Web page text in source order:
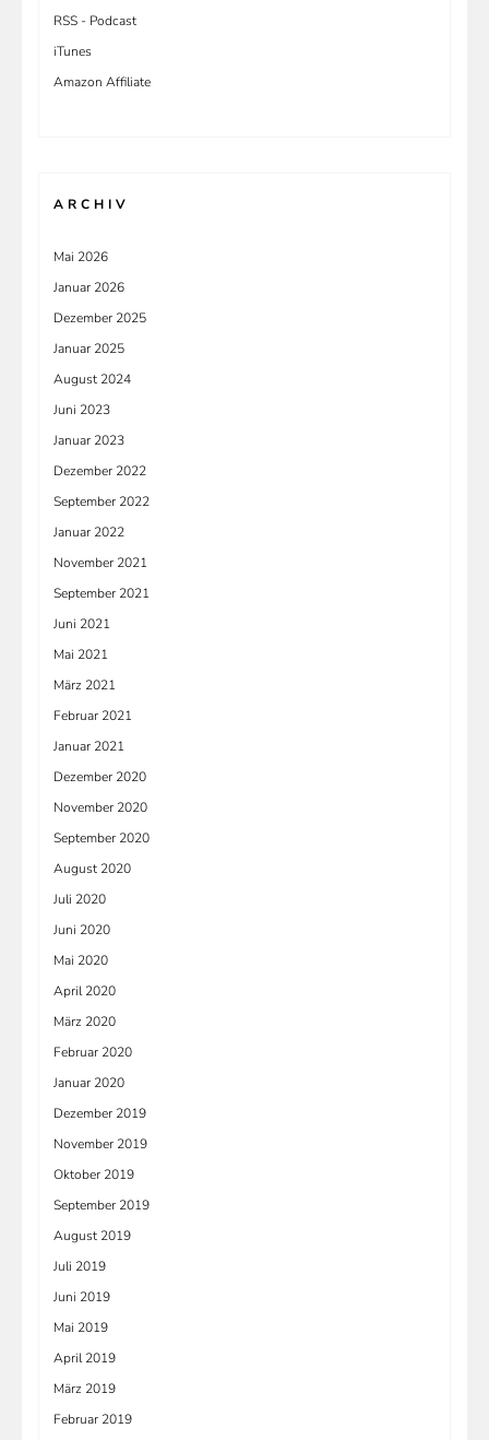
RSS - Podcast
iTunes
Amazon Affiliate
ARCHIV
Mai 2026
Januar 2026
Dezember 2025
Januar 2025
August 2024
Juni 2023
Januar 2023
Dezember 2022
September 2022
Januar 2022
November 2021
September 2021
Juni 2021
Mai 2021
März 2021
Februar 2021
Januar 2021
Dezember 2020
November 2020
September 2020
August 2020
Juli 2020
Juni 2020
Mai 2020
April 2020
März 2020
Februar 2020
Januar 2020
Dezember 2019
November 2019
Oktober 2019
September 2019
August 2019
Juli 2019
Juni 2019
Mai 2019
April 2019
März 2019
Februar 2019